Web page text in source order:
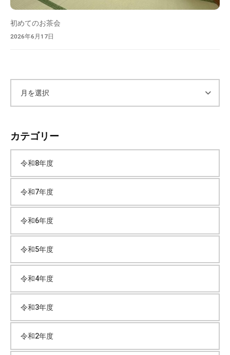
り
す
可
す
初めてのお茶会
2026年6月17日
カ
イ
ブ
カテゴリー
令和8年度
令和7年度
令和6年度
令和5年度
令和4年度
令和3年度
令和2年度